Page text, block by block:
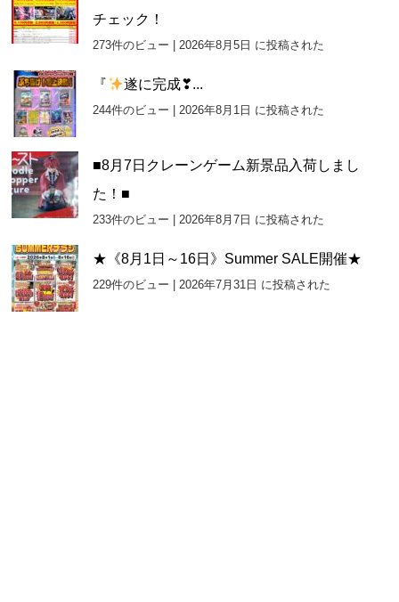
チェック！
273件のビュー |2026年8月5日 に投稿された
『 遂に完成❣...
244件のビュー |2026年8月1日 に投稿された
■8月7日クレーンゲーム新景品入荷しまし
た！■
233件のビュー |2026年8月7日 に投稿された
★《8月1日～16日》Summer SALE開催★
229件のビュー |2026年7月31日 に投稿された